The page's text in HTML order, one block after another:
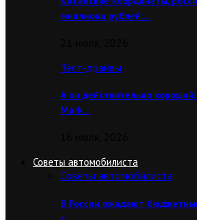
миллиона рублей:…
Тест-драйвы
А он действительно
Mark…
Советы автомобилиста
Советы автомобилиста
В России ожидают